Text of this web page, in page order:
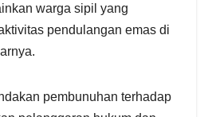
warga sipil yang
pendulangan emas di
pembunuhan terhadap